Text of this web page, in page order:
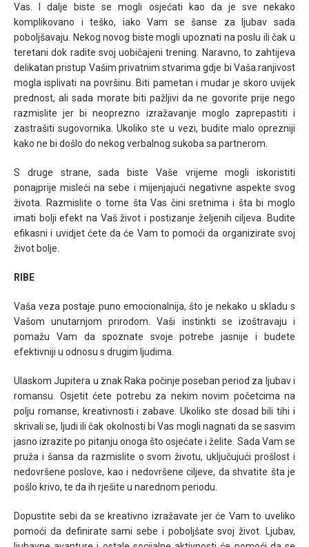
Vas. I dalje biste se mogli osjećati kao da je sve nekako
komplikovano i teško, iako Vam se šanse za ljubav sada
poboljšavaju. Nekog novog biste mogli upoznati na poslu ili čak u
teretani dok radite svoj uobičajeni trening. Naravno, to zahtijeva
delikatan pristup Vašim privatnim stvarima gdje bi Vaša ranjivost
mogla isplivati na površinu. Biti pametan i mudar je skoro uvijek
prednost, ali sada morate biti pažljivi da ne govorite prije nego
razmislite jer bi neoprezno izražavanje moglo zaprepastiti i
zastrašiti sugovornika. Ukoliko ste u vezi, budite malo oprezniji
kako ne bi došlo do nekog verbalnog sukoba sa partnerom.
S druge strane, sada biste Vaše vrijeme mogli iskoristiti
ponajprije misleći na sebe i mijenjajući negativne aspekte svog
života. Razmislite o tome šta Vas čini sretnima i šta bi moglo
imati bolji efekt na Vaš život i postizanje željenih ciljeva. Budite
efikasni i uvidjet ćete da će Vam to pomoći da organizirate svoj
život bolje.
RIBE
Vaša veza postaje puno emocionalnija, što je nekako u skladu s
Vašom unutarnjom prirodom. Vaši instinkti se izoštravaju i
pomažu Vam da spoznate svoje potrebe jasnije i budete
efektivniji u odnosu s drugim ljudima.
Ulaskom Jupitera u znak Raka počinje poseban period za ljubav i
romansu. Osjetit ćete potrebu za nekim novim početcima na
polju romanse, kreativnosti i zabave. Ukoliko ste dosad bili tihi i
skrivali se, ljudi ili čak okolnosti bi Vas mogli nagnati da se sasvim
jasno izrazite po pitanju onoga što osjećate i želite. Sada Vam se
pruža i šansa da razmislite o svom životu, uključujući prošlost i
nedovršene poslove, kao i nedovršene ciljeve, da shvatite šta je
pošlo krivo, te da ih rješite u narednom periodu.
Dopustite sebi da se kreativno izražavate jer će Vam to uveliko
pomoći da definirate sami sebe i poboljšate svoj život. Ljubav,